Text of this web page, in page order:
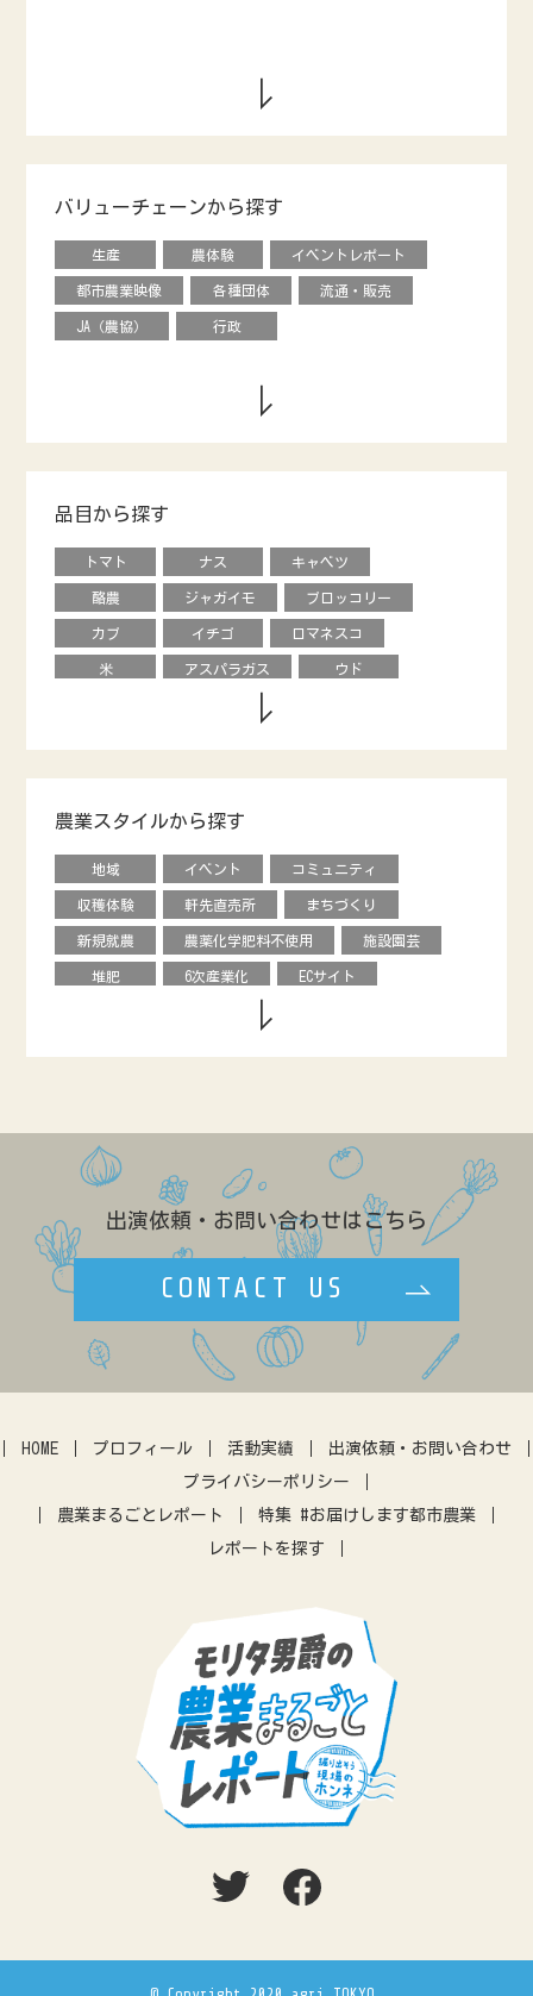
バリューチェーンから探す
生産 農体験 イベントレポート
都市農業映像 各種団体 流通・販売
JA（農協） 行政
品目から探す
トマト ナス キャベツ
酪農 ジャガイモ ブロッコリー
カブ イチゴ ロマネスコ
米 アスパラガス ウド
オクラ ナシ ブドウ
レタス ピーマン
馬 烏骨鶏 オリーブ
キュウリ エディブルフラワー 花き
クリ オータムポエム ニンジン
ソラマメ 水菜 ルッコラ
カリフローレ スティックセニョール
バナナ アローカナ 造園
養豚
農業スタイルから探す
地域 イベント コミュニティ
収穫体験 軒先直売所 まちづくり
新規就農 農薬化学肥料不使用 施設園芸
堆肥 6次産業化 ECサイト
レストラン GAP
キャリア ネパール
効率化 農政 ブランディング
ゲストハウス 学生 八百屋
民設直売所 少量多品目
マルシェ 伝統野菜
田んぼ体験 農地問題
アーバンファーミング 古民家 体験農園
アプリ 農業振興
差別化 営農指導 農機
出演依頼・お問い合わせはこちら
CONTACT US
HOME プロフィール 活動実績
出演依頼・お問い合わせ
プライバシーポリシー
農業まるごとレポート
特集 #お届けします都市農業
レポートを探す